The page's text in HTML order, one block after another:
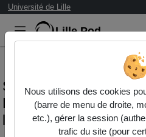
Université de Lille
Lille.Pod
Statistiques de
Reportage - la journée
l'université de lille
Nous utilisons des cookies
(barre de menu de droite,
etc.), gérer la session
trafic du site (pour